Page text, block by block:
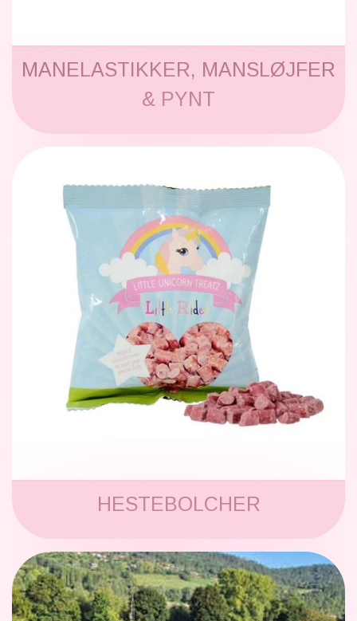
MANELASTIKKER, MANSLØJFER
& PYNT
HESTEBOLCHER